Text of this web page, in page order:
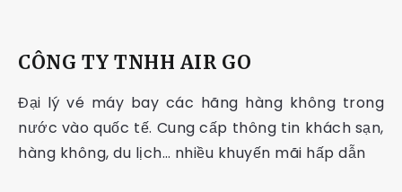
CÔNG TY TNHH AIR GO
Đại lý vé máy bay các hãng hàng không trong
nước vào quốc tế. Cung cấp thông tin khách sạn,
hàng không, du lịch… nhiều khuyến mãi hấp dẫn